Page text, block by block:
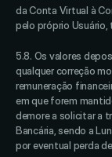
da Conta Virtual à
pelo próprio
5.8. Os valores
qualquer correção
remuneração
em que forem
demore a solicitar a
Bancária, sendo a
por eventual perda